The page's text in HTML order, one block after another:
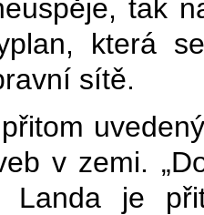
tak
která
sítě.
v zemi.
Landa je